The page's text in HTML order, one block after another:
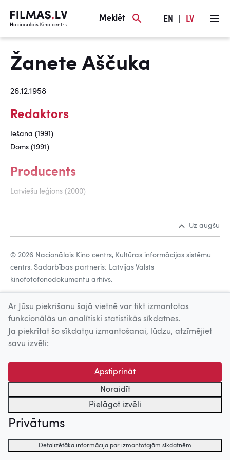
Meklēt EN LV
Žanete Aščuka
26.12.1958
Redaktors
Iešana (1991)
Doms (1991)
Producents
Latviešu leģions (2000)
Uz augšu
© 2026 Nacionālais Kino centrs, Kultūras informācijas sistēmu
centrs. Sadarbības partneris: Latvijas Valsts
kinofotofonodokumentu arhīvs.
Ar Jūsu piekrišanu šajā vietnē var tikt izmantotas
funkcionālās un analītiski statistikās sīkdatnes.
Ja piekrītat šo sīkdatņu izmantošanai, lūdzu, atzīmējiet
savu izvēli:
Apstiprināt
Noraidīt
Pielāgot izvēli
Privātums
Detalizētāka informācija par izmantotajām sīkdatnēm